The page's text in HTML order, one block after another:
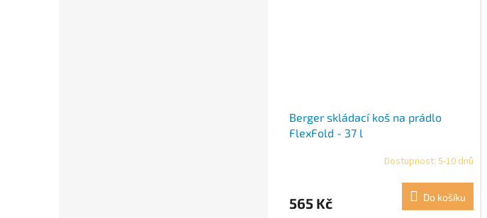
Berger skládací koš na prádlo
FlexFold - 37 l
Dostupnost: 5-10 dnů
565 Kč Do košíku